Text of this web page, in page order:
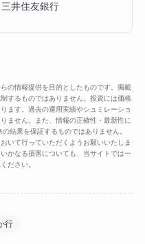
三井住友銀行
の情報提供を目的としたものです。掲載
するものではありません。投資には価格
ます。過去の運用実績やシュミレーショ
ません。また、情報の正確性・最新性に
結果を保証するものではありません。
いて行っていただくようお願いいたしま
かなる損害についても、当サイトでは一
ださい。
行